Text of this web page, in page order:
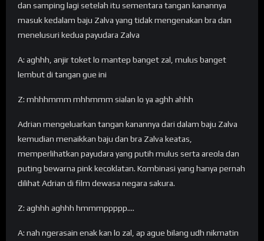
dan samping lagi setelah itu sementara tangan kanannya
masuk kedalam baju Zalva yang tidak mengenakan bra dan
menelusuri kedua payudara Zalva
A: aghhh, anjir toket lo mantep banget zal, mulus banget
lembut di tangan gue ini
Z: mhhhmmm mhhmmm sialan lo ya aghh ahhh
Adrian mengeluarkan tangan kanannya dari dalam baju Zalva
kemudian menaikkan baju dan bra Zalva keatas,
memperlihatkan payudara yang putih mulus serta areola dan
puting bewarna pink kecoklatan. Kombinasi yang hanya pernah
dilihat Adrian di film dewasa negara sakura.
Z: aghhh aghhh hmmmppppp….
A: nah ngerasain enak kan lo zal, ap ague bilang udh nikmatin